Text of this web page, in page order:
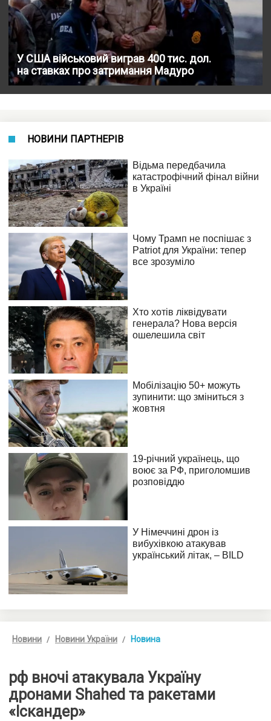
У США військовий виграв 400 тис. дол.
на ставках про затримання Мадуро
НОВИНИ ПАРТНЕРІВ
Новини Новини України Новина
рф вночі атакувала Україну
дронами Shahed та ракетами
«Іскандер»